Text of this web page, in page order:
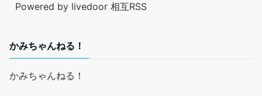
Powered by livedoor 相互RSS
かみちゃんねる！
かみちゃんねる！